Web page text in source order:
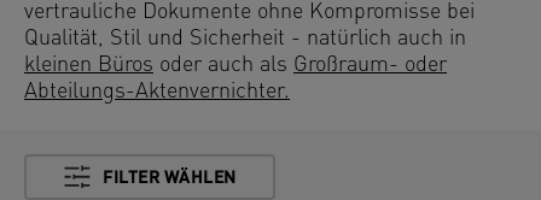
vertrauliche Dokumente ohne Kompromisse bei
Qualität, Stil und Sicherheit - natürlich auch in
kleinen Büros oder auch als Großraum- oder
Abteilungs-Aktenvernichter.
FILTER WÄHLEN